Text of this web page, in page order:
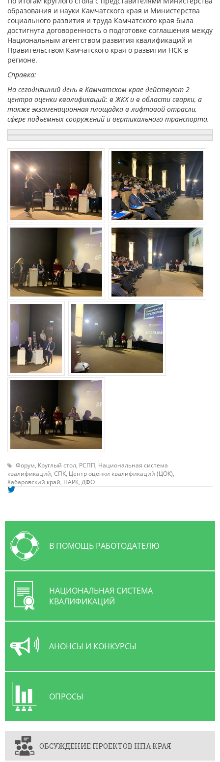
образования и науки Камчатского края и Министерства
социального развития и труда Камчатского края была
достигнута договоренность о подготовке соглашения между
Национальным агентством развития квалификаций и
Правительством Камчатского края о развитии НСК в
регионе.
Справка:
На сегодняшний день в Камчатском крае действуют 2
центра оценки квалификаций: в ЖКХ и в области сварки, а
также экзаменационная площадка в лифтовой отрасли,
сфере подъемных сооружений и вертикального транспорта.
Форум, Круглый стол, РСПП, Национальная система
квалификаций, СПК, Центр оценки квалификаций (ЦОК),
Хабаровский край, НАРК, ДФО
В ПОМОЩЬ РАБОТОДАТЕЛЮ
НАЦИОНАЛЬНАЯ СИСТЕМА
КВАЛИФИКАЦИЙ
АНОНСЫ И КОНКУРСЫ
ОПРОСЫ
ОБСУЖДЕНИЕ ПРОЕКТОВ НПА КРАЯ